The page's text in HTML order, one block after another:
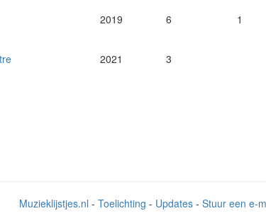
2019 6 1
2021 3
Muzieklijstjes.nl - Toelichting - Updates- Stuur een e-